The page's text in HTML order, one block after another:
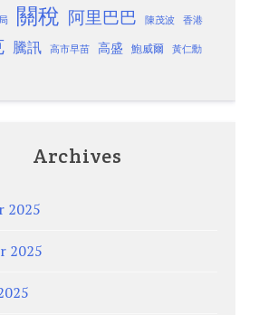
關稅 阿里巴巴 陳茂波 香港
騰訊 高市早苗 高盛 鮑威爾 黃仁勳
Archives
2025
2025